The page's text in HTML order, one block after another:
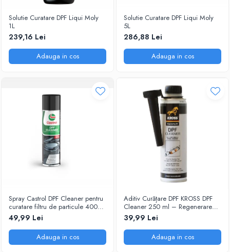
Solutie Curatare DPF Liqui Moly
1L
239,16 Lei
Adauga in cos
Solutie Curatare DPF Liqui Moly
5L
286,88 Lei
Adauga in cos
Spray Castrol DPF Cleaner pentru
curatare filtru de particule 400
ml
49,99 Lei
Adauga in cos
Aditiv Curățare DPF KROSS DPF
Cleaner 250 ml – Regenerare
Filtru de Particule Diesel
39,99 Lei
Adauga in cos